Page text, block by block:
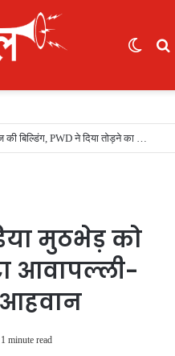
अंगूठी, रेलवे ने यात्री को लौटाई
मुठभेड़ को
आवापल्ली-
आहवान
1 minute read